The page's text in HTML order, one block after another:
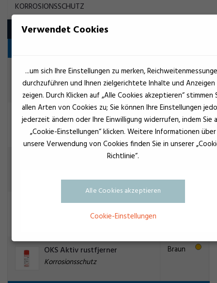
KORROSIONSSCHUTZ
Produkt
EuroLock 98 Grunder grå spray
Korrosionsschutz
OKS 2100
Korrosionsschutz
Beige
OKS 3600
Korrosionsschutz
Gelb
OKS Aktiv rustfjerner
Korrosionsschutz
Braun
Verwendet Cookies
...um sich Ihre Einstellungen zu merken,
durchzuführen und Ihnen zielgerichtete Inhalte und Anzeigen
zeigen. Durch Klicken auf „Alle Cookies akzeptieren“ stimmen
allen Arten von Cookies zu; Sie können Ihre Einstellungen
jederzeit ändern oder Ihre Einwilligung widerrufen, indem Sie
„Cookie-Einstellungen“ klicken. Weitere Informationen über
unsere Verwendung von Cookies finden Sie in unserer
Richtlinie“.
Alle Cookies akzeptieren
Cookie-Einstellungen